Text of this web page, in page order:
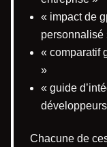
« impact de
personnalisé
« comparatif
»
« guide
Chacune de